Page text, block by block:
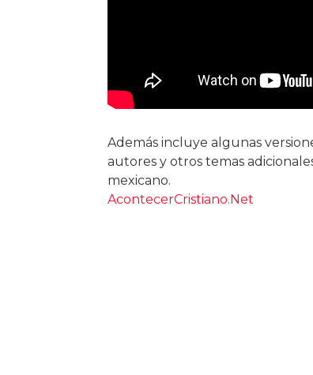
Además incluye algunas
autores y otros temas
mexicano.
AcontecerCristiano.Net